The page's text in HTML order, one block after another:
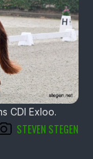
CDI Exloo.
STEVEN STEGEN